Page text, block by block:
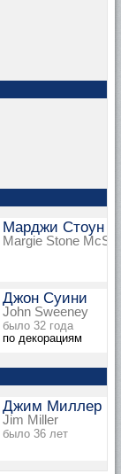
Марджи Стоун
Margie Stone
Джон Суини
John Sweeney
было 32 года
по декорациям
Джим Миллер
Jim Miller
было 36 лет